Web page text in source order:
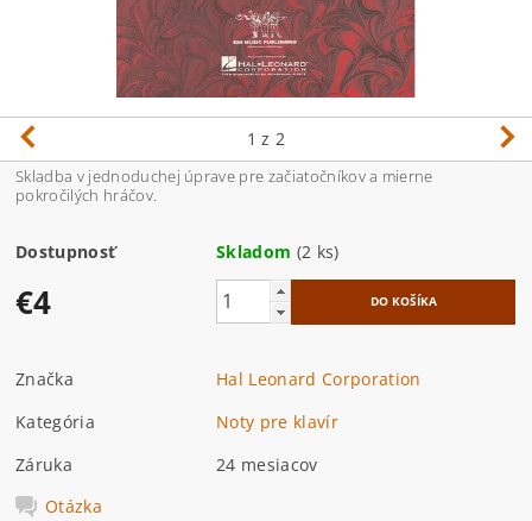
1 z 2
Skladba v jednoduchej úprave pre začiatočníkov a mierne
pokročilých hráčov.
Dostupnosť Skladom (2 ks)
€4
Značka
Hal Leonard Corporation
Kategória
Noty pre klavír
Záruka
24 mesiacov
Otázka